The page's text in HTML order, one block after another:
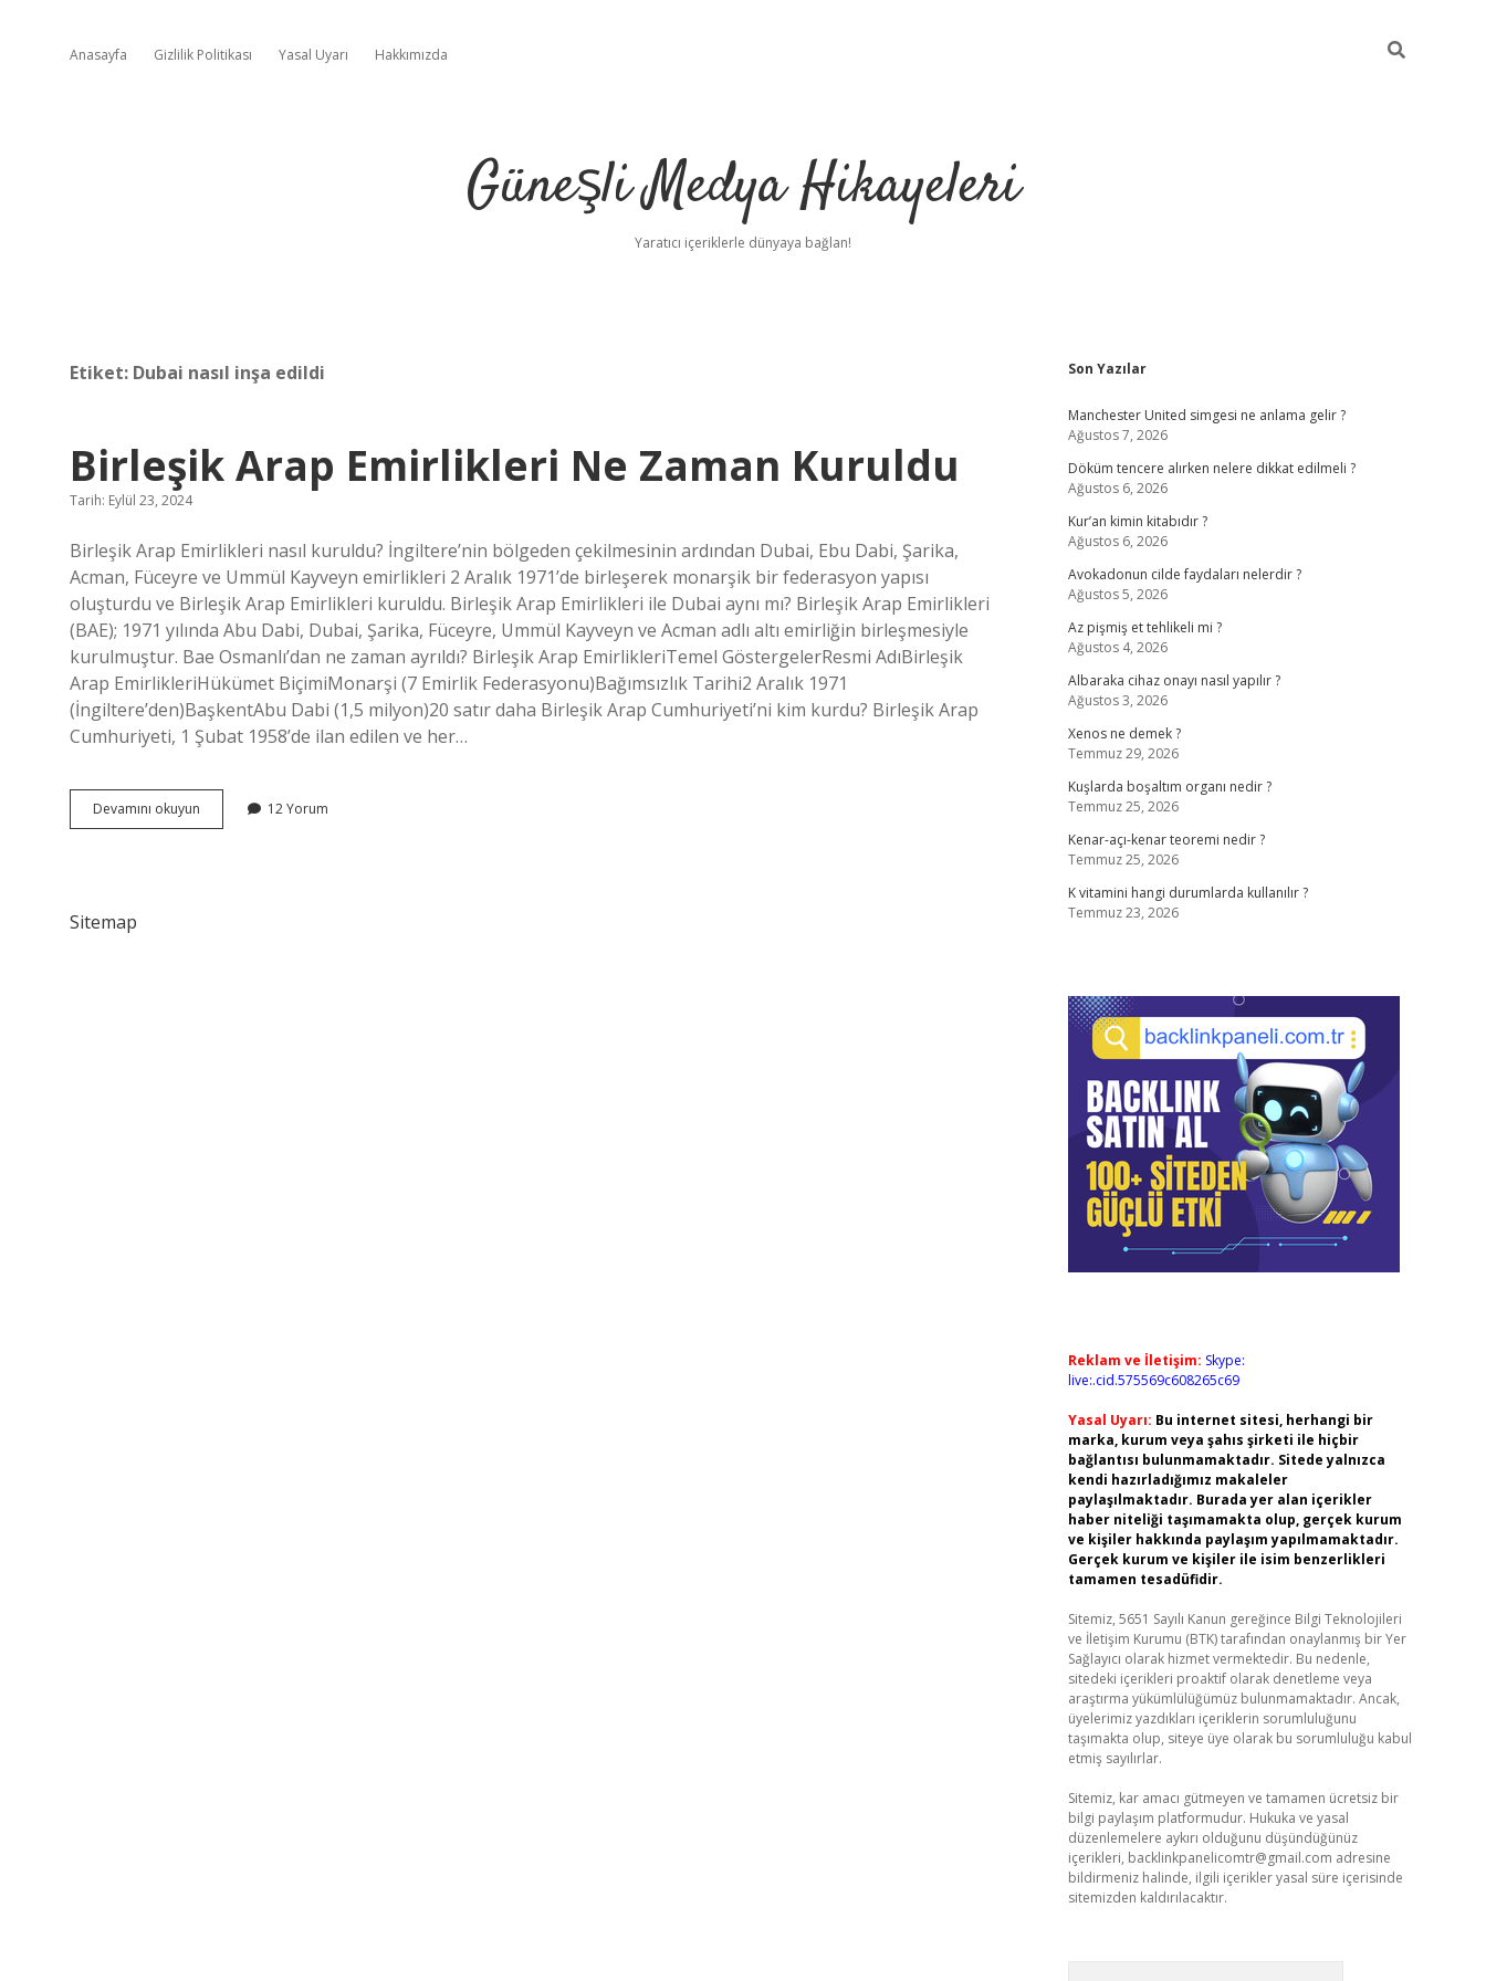
Anasayfa Gizlilik Politikası Yasal Uyarı Hakkımızda
Güneşli Medya Hikayeleri
Yaratıcı içeriklerle dünyaya bağlan!
Etiket: Dubai nasıl inşa edildi
Birleşik Arap Emirlikleri Ne Zaman Kuruldu
Tarih: Eylül 23, 2024
Birleşik Arap Emirlikleri nasıl kuruldu? İngiltere’nin bölgeden çekilmesinin ardından Dubai, Ebu Dabi, Şarika,
Acman, Füceyre ve Ummül Kayveyn emirlikleri 2 Aralık 1971’de birleşerek monarşik bir federasyon yapısı
oluşturdu ve Birleşik Arap Emirlikleri kuruldu. Birleşik Arap Emirlikleri ile Dubai aynı mı? Birleşik Arap Emirlikleri
(BAE); 1971 yılında Abu Dabi, Dubai, Şarika, Füceyre, Ummül Kayveyn ve Acman adlı altı emirliğin birleşmesiyle
kurulmuştur. Bae Osmanlı’dan ne zaman ayrıldı? Birleşik Arap EmirlikleriTemel GöstergelerResmi AdıBirleşik
Arap EmirlikleriHükümet BiçimiMonarşi (7 Emirlik Federasyonu)Bağımsızlık Tarihi2 Aralık 1971
(İngiltere’den)BaşkentAbu Dabi (1,5 milyon)20 satır daha Birleşik Arap Cumhuriyeti’ni kim kurdu? Birleşik Arap
Cumhuriyeti, 1 Şubat 1958’de ilan edilen ve her…
Devamını okuyun
Arap
12 Yorum
Sitemap
Sidebar
Son Yazılar
Manchester United simgesi ne anlama gelir ?
Ağustos 7, 2026
Döküm tencere alırken nelere dikkat edilmeli ?
Ağustos 6, 2026
Kur’an kimin kitabıdır ?
Ağustos 6, 2026
Avokadonun cilde faydaları nelerdir ?
Ağustos 5, 2026
Az pişmiş et tehlikeli mi ?
Ağustos 4, 2026
Albaraka cihaz onayı nasıl yapılır ?
Ağustos 3, 2026
Xenos ne demek ?
Temmuz 29, 2026
Kuşlarda boşaltım organı nedir ?
Temmuz 25, 2026
Kenar-açı-kenar teoremi nedir ?
Temmuz 25, 2026
K vitamini hangi durumlarda kullanılır ?
Temmuz 23, 2026
Reklam ve İletişim: Skype:
live:.cid.575569c608265c69
Yasal Uyarı: Bu internet sitesi, herhangi bir
marka, kurum veya şahıs şirketi ile hiçbir
bağlantısı bulunmamaktadır. Sitede yalnızca
kendi hazırladığımız makaleler
paylaşılmaktadır. Burada yer alan içerikler
haber niteliği taşımamakta olup, gerçek kurum
ve kişiler hakkında paylaşım yapılmamaktadır.
Gerçek kurum ve kişiler ile isim benzerlikleri
tamamen tesadüfidir.
Sitemiz, 5651 Sayılı Kanun gereğince Bilgi Teknolojileri
ve İletişim Kurumu (BTK) tarafından onaylanmış bir Yer
Sağlayıcı olarak hizmet vermektedir. Bu nedenle,
sitedeki içerikleri proaktif olarak denetleme veya
araştırma yükümlülüğümüz bulunmamaktadır. Ancak,
üyelerimiz yazdıkları içeriklerin sorumluluğunu
taşımakta olup, siteye üye olarak bu sorumluluğu kabul
etmiş sayılırlar.
Sitemiz, kar amacı gütmeyen ve tamamen ücretsiz bir
bilgi paylaşım platformudur. Hukuka ve yasal
düzenlemelere aykırı olduğunu düşündüğünüz
içerikleri, backlinkpanelicomtr@gmail.com adresine
bildirmeniz halinde, ilgili içerikler yasal süre içerisinde
sitemizden kaldırılacaktır.